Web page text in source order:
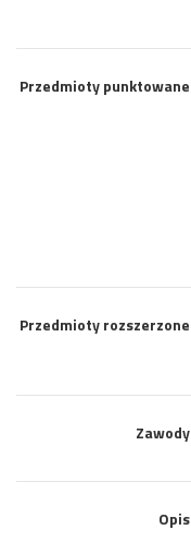
Przedmioty punktowane
Przedmioty rozszerzone
Zawody
Opis